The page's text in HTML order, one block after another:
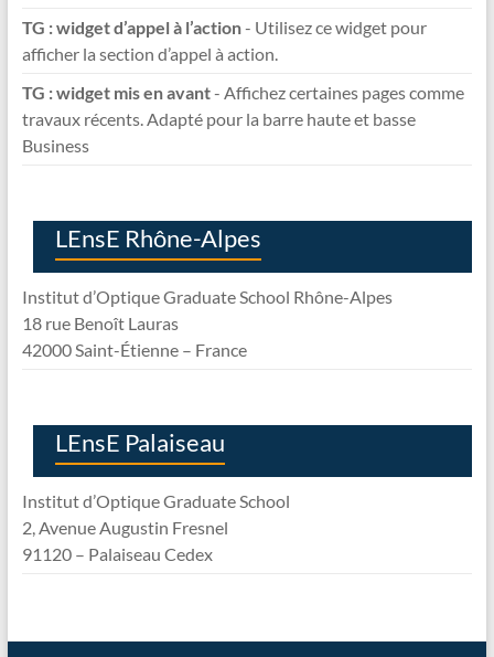
TG : widget d’appel à l’action- Utilisez ce widget pour
afficher la section d’appel à action.
TG : widget mis en avant- Affichez certaines pages comme
travaux récents. Adapté pour la barre haute et basse
Business
LEnsE Rhône-Alpes
Institut d’Optique Graduate School Rhône-Alpes
18 rue Benoît Lauras
42000 Saint-Étienne – France
LEnsE Palaiseau
Institut d’Optique Graduate School
2, Avenue Augustin Fresnel
91120 – Palaiseau Cedex